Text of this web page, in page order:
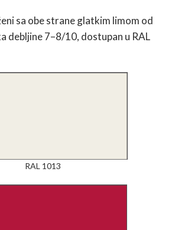
sa obe strane glatkim limom od
debljine 7–8/10, dostupan u RAL
RAL 1013